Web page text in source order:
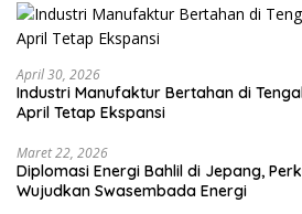
April 30, 2026
Industri Manufaktur Bertahan di
April Tetap Ekspansi
Maret 22, 2026
Diplomasi Energi Bahlil di Jepang,
Wujudkan Swasembada Energi